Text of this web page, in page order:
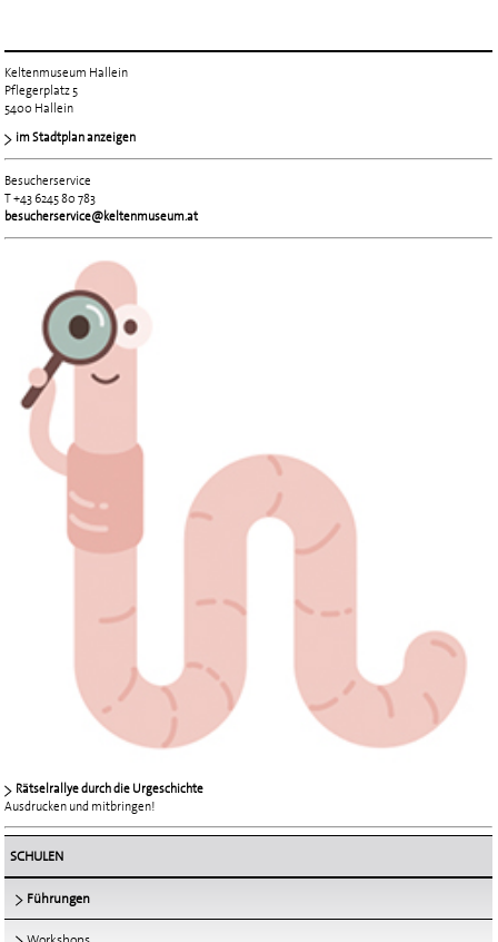
SCHULEN
Führungen
Keltenmuseum Hallein
Pflegerplatz 5
5400 Hallein
im Stadtplan anzeigen
Besucherservice
T +43 6245 80 783
besucherservice@keltenmuseum.at
Rätselrallye durch die Urgeschichte
Ausdrucken und mitbringen!